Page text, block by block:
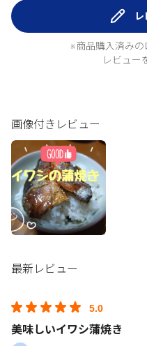
※商品購入済み
レビュー
画像付きレビュー
最新レビュー
5.0
美味しいイワシ蒲焼き